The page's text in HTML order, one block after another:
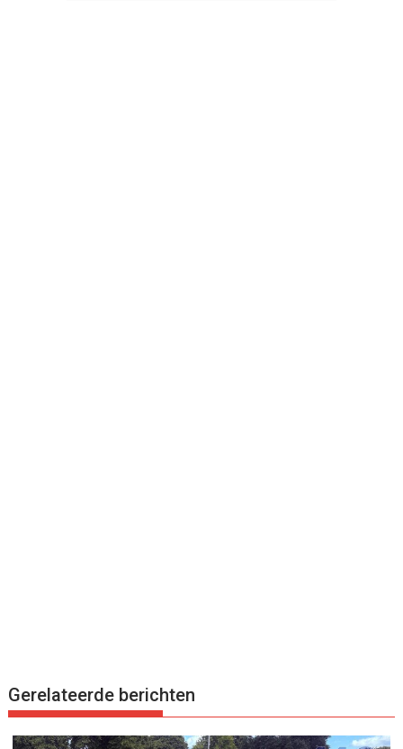
Gerelateerde berichten